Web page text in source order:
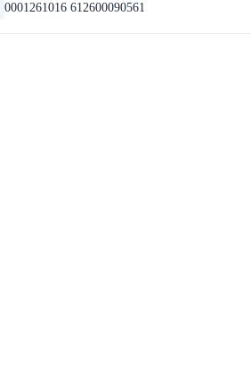
0001261016 612600090561